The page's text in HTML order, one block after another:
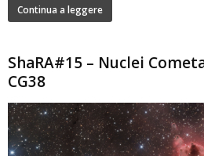
Continua a leggere
ShaRA#15 – Nuclei
CG38